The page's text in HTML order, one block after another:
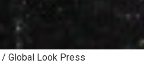
Global Look Press